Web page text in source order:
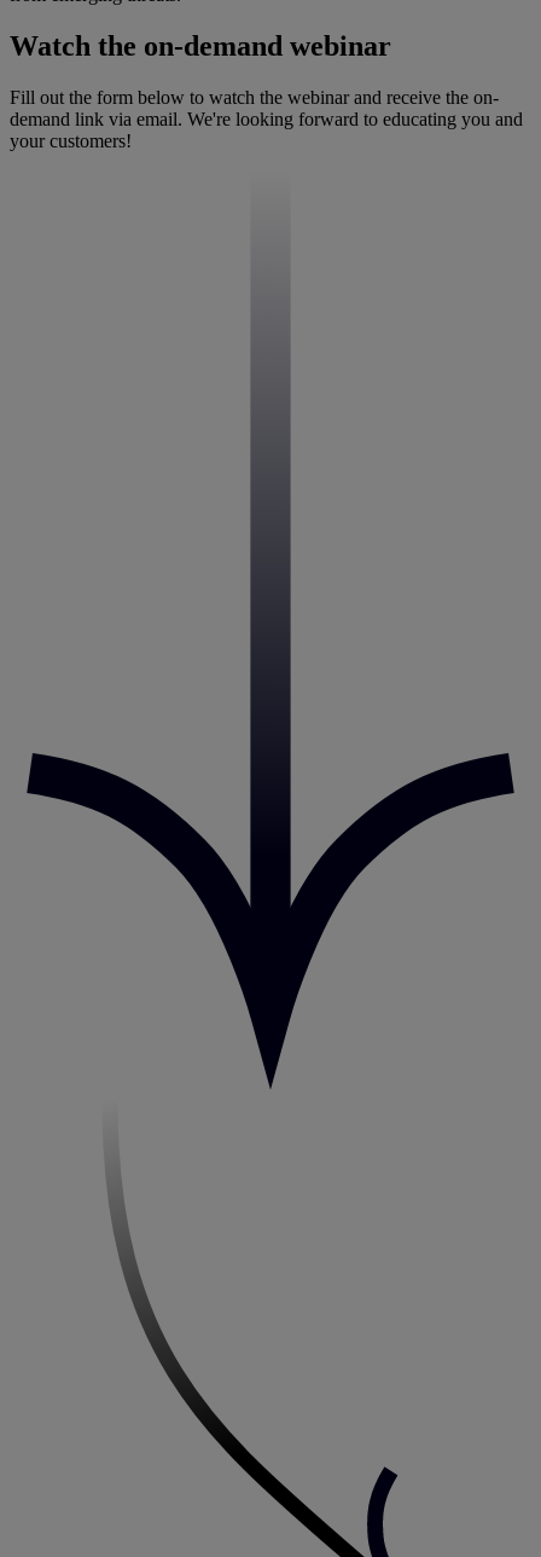
Watch the on-demand webinar
Fill out the form below to watch the webinar and receive the on-
demand link via email. We're looking forward to educating you and
your customers!